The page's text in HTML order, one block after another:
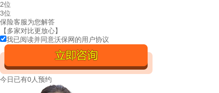
2位
3位
保险客服为您解答
【多家对比更放心】
我已阅读并同意沃保网的用户协议
今日已有0人预约